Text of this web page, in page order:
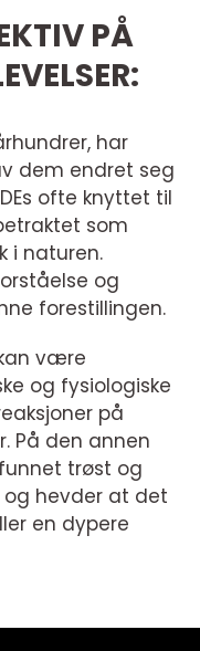
PÅ
har
dem endret seg
ofte knyttet til
som
i naturen.
og
forestillingen.
være
og fysiologiske
på
På den annen
trøst og
og hevder at det
en dypere